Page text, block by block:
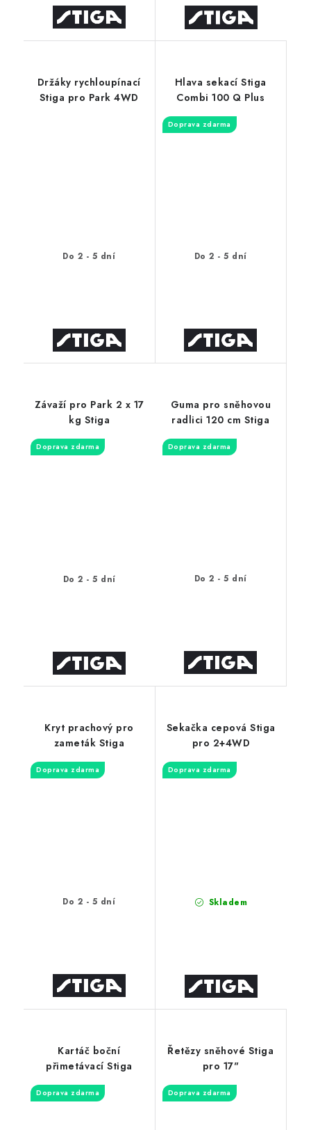
Držáky rychloupínací
Stiga pro Park 4WD
Do 2 - 5 dní
Hlava sekací Stiga
Combi 100 Q Plus
Doprava zdarma
Do 2 - 5 dní
Závaží pro Park 2 x 17
kg Stiga
Doprava zdarma
Do 2 - 5 dní
Guma pro sněhovou
radlici 120 cm Stiga
Doprava zdarma
Do 2 - 5 dní
Kryt prachový pro
zameták Stiga
Doprava zdarma
Do 2 - 5 dní
Sekačka cepová Stiga
pro 2+4WD
Doprava zdarma
Skladem
Kartáč boční
přimetávací Stiga
Doprava zdarma
Řetězy sněhové Stiga
pro 17"
Doprava zdarma